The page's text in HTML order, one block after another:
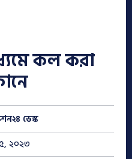
কল করা
ডেস্ক
৫, ২০২৩